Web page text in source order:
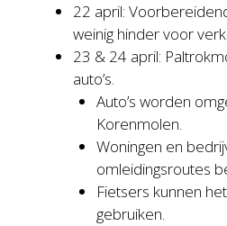
22 april:
weinig hinder voor
23 & 24 april:
auto’s.
Auto’s worden
Korenmolen.
Woningen en
omleidingsroutes
Fietsers kunnen
gebruiken.